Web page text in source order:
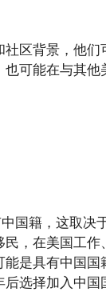
社区背景，他们
可能在与其他
国籍，这取决
，在美国工作、
能是具有中国国
选择加入中国